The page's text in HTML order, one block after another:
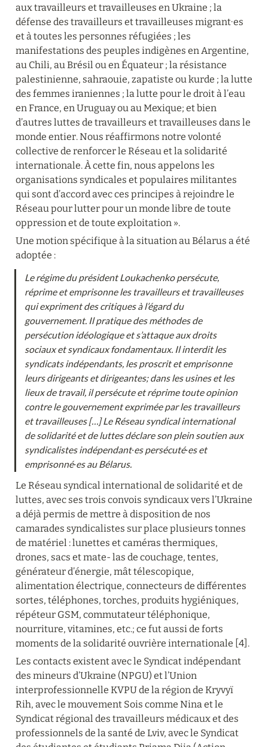
aux travailleurs et travailleuses en Ukraine ; la
défense des travailleurs et travailleuses migrant∙es
et à toutes les personnes réfugiées ; les
manifestations des peuples indigènes en Argentine,
au Chili, au Brésil ou en Équateur ; la résistance
palestinienne, sahraouie, zapatiste ou kurde ; la lutte
des femmes iraniennes ; la lutte pour le droit à l’eau
en France, en Uruguay ou au Mexique; et bien
d’autres luttes de travailleurs et travailleuses dans le
monde entier. Nous réaffirmons notre volonté
collective de renforcer le Réseau et la solidarité
internationale. À cette fin, nous appelons les
organisations syndicales et populaires militantes
qui sont d’accord avec ces principes à rejoindre le
Réseau pour lutter pour un monde libre de toute
oppression et de toute exploitation ».
Une motion spécifique à la situation au Bélarus a été
adoptée :
Le régime du président Loukachenko persécute,
réprime et emprisonne les travailleurs et travailleuses
qui expriment des critiques à l’égard du
gouvernement. Il pratique des méthodes de
persécution idéologique et s’attaque aux droits
sociaux et syndicaux fondamentaux. Il interdit les
syndicats indépendants, les proscrit et emprisonne
leurs dirigeants et dirigeantes; dans les usines et les
lieux de travail, il persécute et réprime toute opinion
contre le gouvernement exprimée par les travailleurs
et travailleuses […] Le Réseau syndical international
de solidarité et de luttes déclare son plein soutien aux
syndicalistes indépendant∙es persécuté∙es et
emprisonné∙es au Bélarus.
Le Réseau syndical international de solidarité et de
luttes, avec ses trois convois syndicaux vers l’Ukraine
a déjà permis de mettre à disposition de nos
camarades syndicalistes sur place plusieurs tonnes
de matériel : lunettes et caméras thermiques,
drones, sacs et mate- las de couchage, tentes,
générateur d’énergie, mât télescopique,
alimentation électrique, connecteurs de différentes
sortes, téléphones, torches, produits hygiéniques,
répéteur GSM, commutateur téléphonique,
nourriture, vitamines, etc.; ce fut aussi de forts
moments de la solidarité ouvrière internationale [4].
Les contacts existent avec le Syndicat indépendant
des mineurs d’Ukraine (NPGU) et l’Union
interprofessionnelle KVPU de la région de Kryvyï
Rih, avec le mouvement Sois comme Nina et le
Syndicat régional des travailleurs médicaux et des
professionnels de la santé de Lviv, avec le Syndicat